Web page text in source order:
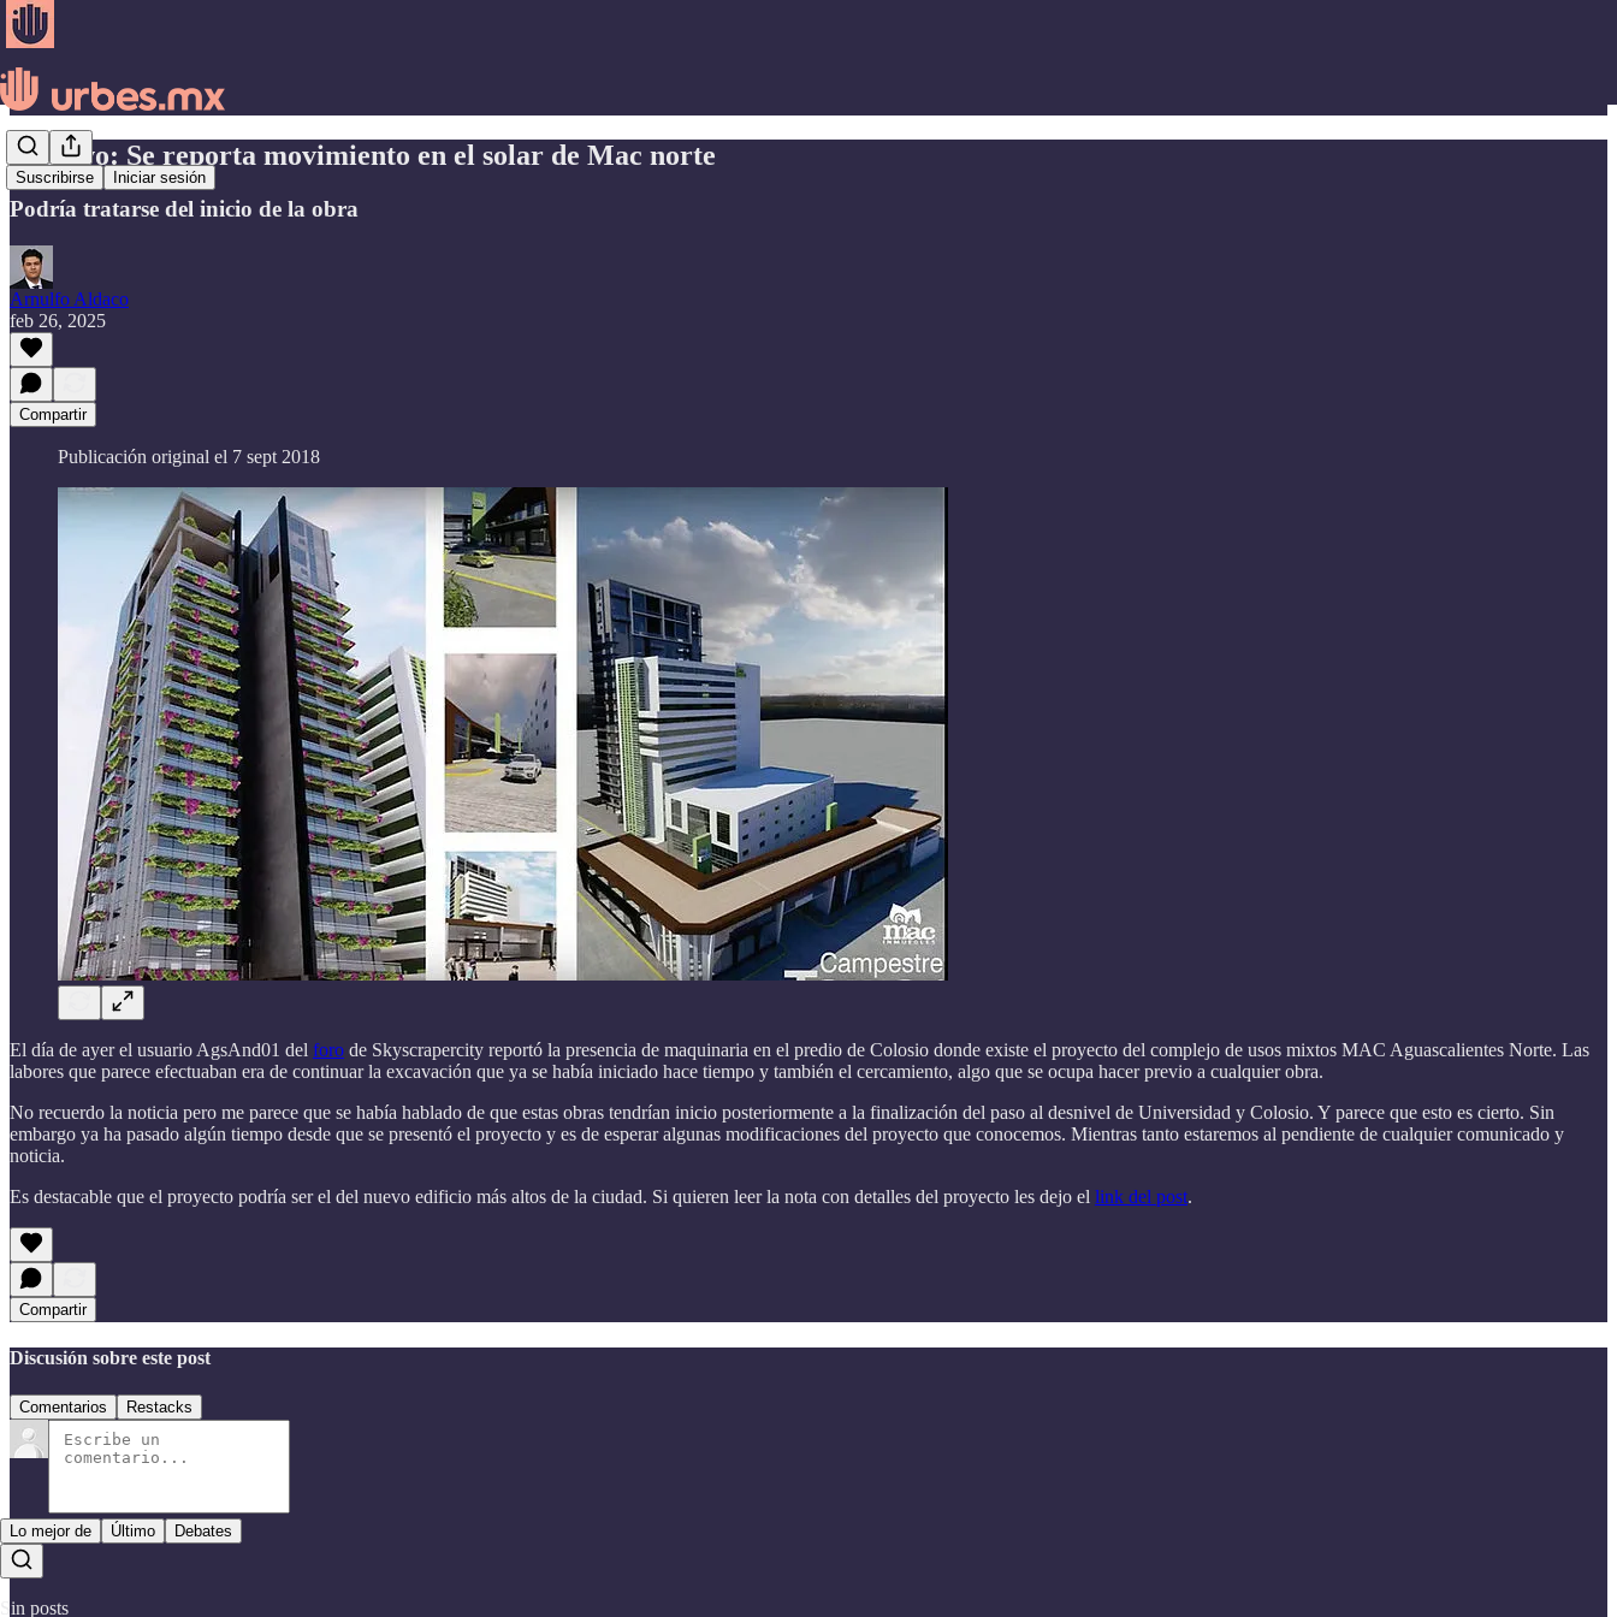
Suscribirse Iniciar sesión
Archivo: Se reporta movimiento en el solar de Mac norte
Podría tratarse del inicio de la obra
Arnulfo Aldaco
feb 26, 2025
Compartir
Publicación original el 7 sept 2018
El día de ayer el usuario AgsAnd01 del foro de Skyscrapercity reportó la presencia de maquinaria en el predio de Colosio donde existe el proyecto del complejo de usos mixtos MAC Aguascalientes Norte. Las
labores que parece efectuaban era de continuar la excavación que ya se había iniciado hace tiempo y también el cercamiento, algo que se ocupa hacer previo a cualquier obra.
No recuerdo la noticia pero me parece que se había hablado de que estas obras tendrían inicio posteriormente a la finalización del paso al desnivel de Universidad y Colosio. Y parece que esto es cierto. Sin
embargo ya ha pasado algún tiempo desde que se presentó el proyecto y es de esperar algunas modificaciones del proyecto que conocemos. Mientras tanto estaremos al pendiente de cualquier comunicado y
noticia.
Es destacable que el proyecto podría ser el del nuevo edificio más altos de la ciudad. Si quieren leer la nota con detalles del proyecto les dejo el link del post.
Compartir
Discusión sobre este post
Comentarios Restacks
Lo mejor de Último Debates
Sin posts